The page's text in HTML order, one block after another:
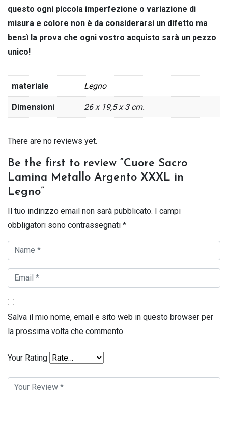
questo ogni piccola imperfezione o variazione di
misura e colore non è da considerarsi un difetto ma
bensì la prova che ogni vostro acquisto sarà un pezzo
unico!
materiale Legno
Dimensioni 26 x 19,5 x 3 cm.
There are no reviews yet.
Be the first to review “Cuore Sacro
Lamina Metallo Argento XXXL in
Legno”
Il tuo indirizzo email non sarà pubblicato. I campi
obbligatori sono contrassegnati *
Salva il mio nome, email e sito web in questo browser per
la prossima volta che commento.
Your Rating